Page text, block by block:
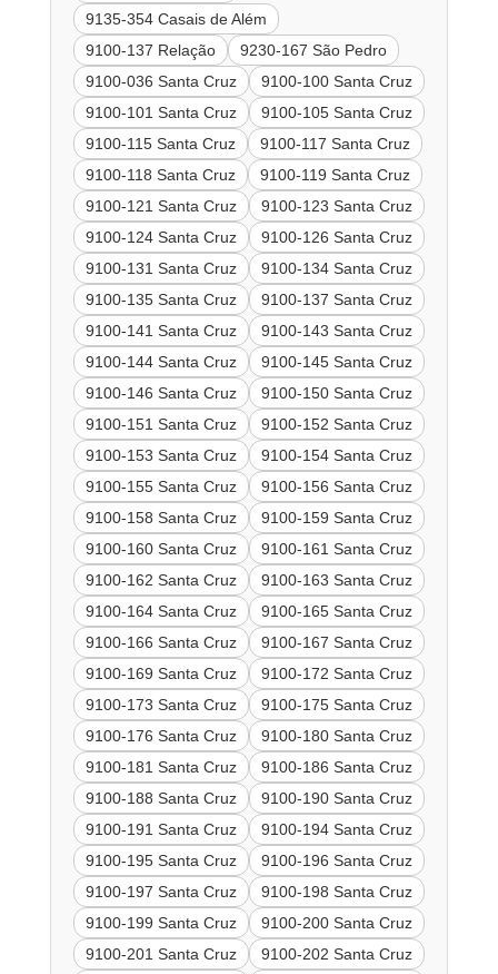
9135-354 Casais de Além
9100-137 Relação
9230-167 São Pedro
9100-036 Santa Cruz
9100-100 Santa Cruz
9100-101 Santa Cruz
9100-105 Santa Cruz
9100-115 Santa Cruz
9100-117 Santa Cruz
9100-118 Santa Cruz
9100-119 Santa Cruz
9100-121 Santa Cruz
9100-123 Santa Cruz
9100-124 Santa Cruz
9100-126 Santa Cruz
9100-131 Santa Cruz
9100-134 Santa Cruz
9100-135 Santa Cruz
9100-137 Santa Cruz
9100-141 Santa Cruz
9100-143 Santa Cruz
9100-144 Santa Cruz
9100-145 Santa Cruz
9100-146 Santa Cruz
9100-150 Santa Cruz
9100-151 Santa Cruz
9100-152 Santa Cruz
9100-153 Santa Cruz
9100-154 Santa Cruz
9100-155 Santa Cruz
9100-156 Santa Cruz
9100-158 Santa Cruz
9100-159 Santa Cruz
9100-160 Santa Cruz
9100-161 Santa Cruz
9100-162 Santa Cruz
9100-163 Santa Cruz
9100-164 Santa Cruz
9100-165 Santa Cruz
9100-166 Santa Cruz
9100-167 Santa Cruz
9100-169 Santa Cruz
9100-172 Santa Cruz
9100-173 Santa Cruz
9100-175 Santa Cruz
9100-176 Santa Cruz
9100-180 Santa Cruz
9100-181 Santa Cruz
9100-186 Santa Cruz
9100-188 Santa Cruz
9100-190 Santa Cruz
9100-191 Santa Cruz
9100-194 Santa Cruz
9100-195 Santa Cruz
9100-196 Santa Cruz
9100-197 Santa Cruz
9100-198 Santa Cruz
9100-199 Santa Cruz
9100-200 Santa Cruz
9100-201 Santa Cruz
9100-202 Santa Cruz